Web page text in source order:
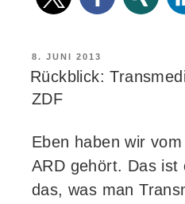
VERÖFFENTLICHT
AM
8. JUNI 2013
Rückblick:
ZDF
Eben haben wir vom
ARD gehört. Das ist
das, was man